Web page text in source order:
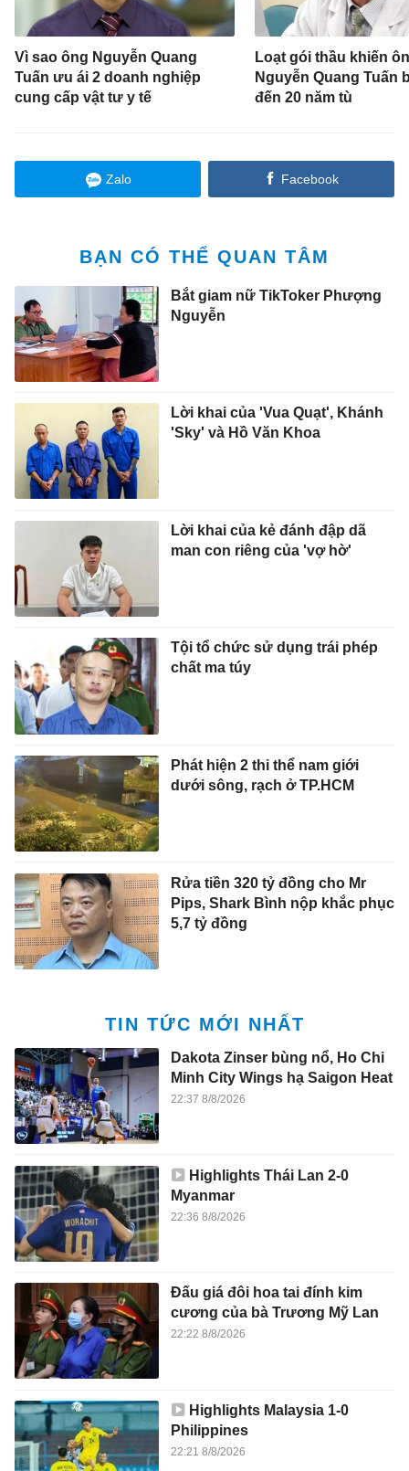
Vì sao ông Nguyễn Quang
Tuấn ưu ái 2 doanh nghiệp
cung cấp vật tư y tế
Loạt gói thầu khiến
Nguyễn Quang Tuấn
đến 20 năm tù
Zalo Facebook
BẠN CÓ THỂ QUAN TÂM
Bắt giam nữ TikToker Phượng
Nguyễn
Lời khai của 'Vua Quạt', Khánh
'Sky' và Hồ Văn Khoa
Lời khai của kẻ đánh đập dã
man con riêng của 'vợ hờ'
Tội tổ chức sử dụng trái phép
chất ma túy
Phát hiện 2 thi thể nam giới
dưới sông, rạch ở TP.HCM
Rửa tiền 320 tỷ đồng cho Mr
Pips, Shark Bình nộp khắc phục
5,7 tỷ đồng
TIN TỨC MỚI NHẤT
Dakota Zinser bùng nổ, Ho Chi
Minh City Wings hạ Saigon Heat
22:37 8/8/2026
Highlights Thái Lan 2-0
Myanmar
22:36 8/8/2026
Đấu giá đôi hoa tai đính kim
cương của bà Trương Mỹ Lan
22:22 8/8/2026
Highlights Malaysia 1-0
Philippines
22:21 8/8/2026